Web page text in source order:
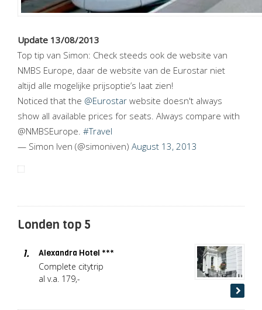
Update 13/08/2013
Top tip van Simon: Check steeds ook de website van
NMBS Europe, daar de website van de Eurostar niet
altijd alle mogelijke prijsoptie’s laat zien!
Noticed that the @Eurostar website doesn't always
show all available prices for seats. Always compare with
@NMBSEurope. #Travel
— Simon Iven (@simoniven) August 13, 2013
Londen top 5
1.
Alexandra Hotel ***
Complete citytrip
al v.a. 179,-